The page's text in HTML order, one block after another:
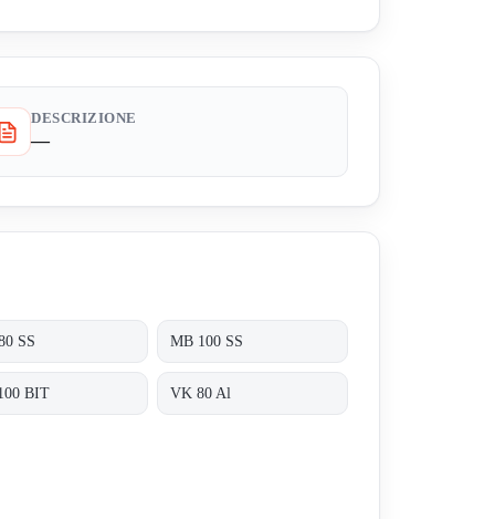
DESCRIZIONE
—
SS MB 100 SS
BIT VK 80 Al